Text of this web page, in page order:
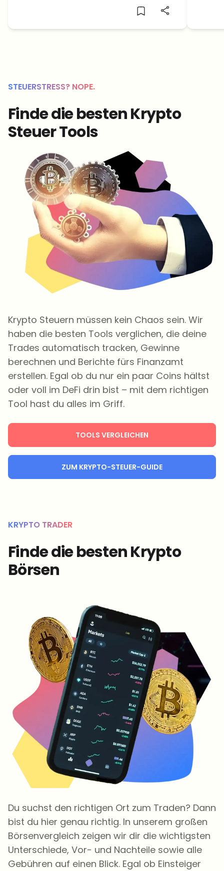
STEUERSTRESS? NOPE.
Finde die besten Krypto
Steuer Tools
Krypto Steuern müssen kein Chaos sein. Wir
haben die besten Tools verglichen, die deine
Trades automatisch tracken, Gewinne
berechnen und Berichte fürs Finanzamt
erstellen. Egal ob du nur ein paar Coins hältst
oder voll im DeFi drin bist – mit dem richtigen
Tool hast du alles im Griff.
TOOLS VERGLEICHEN
ZUM KRYPTO-STEUER-GUIDE
KRYPTO TRADER
Finde die besten Krypto
Börsen
Du suchst den richtigen Ort zum Traden? Dann
bist du hier genau richtig. In unserem großen
Börsenvergleich zeigen wir dir die wichtigsten
Unterschiede, Vor- und Nachteile sowie alle
Gebühren auf einen Blick. Egal ob Einsteiger